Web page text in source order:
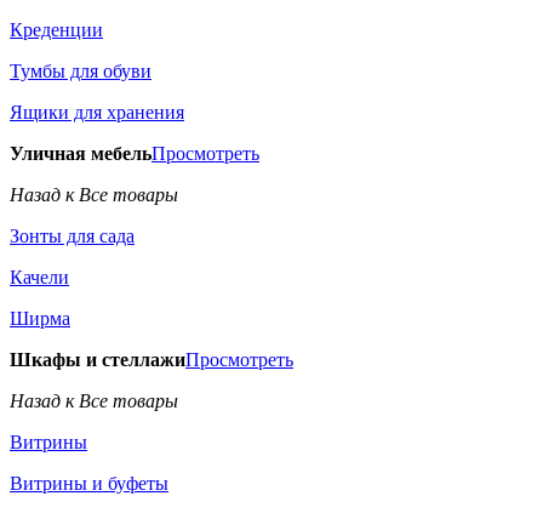
Креденции
Тумбы для обуви
Ящики для хранения
Уличная мебельПросмотреть
Назад к Все товары
Зонты для сада
Качели
Ширма
Шкафы и стеллажиПросмотреть
Назад к Все товары
Витрины
Витрины и буфеты